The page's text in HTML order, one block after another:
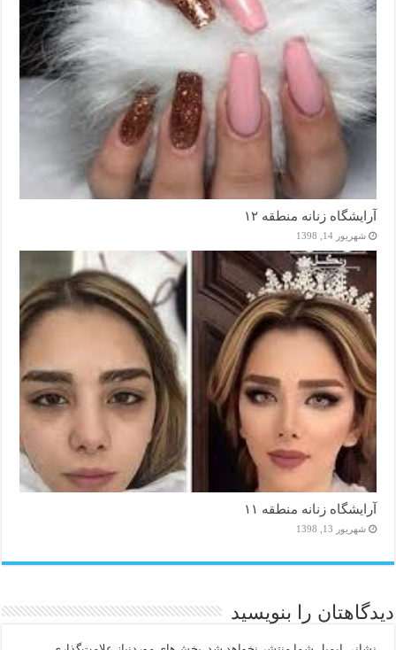
آرایشگاه زنانه منطقه ۱۲
شهریور 14, 1398
آرایشگاه زنانه منطقه ۱۱
شهریور 13, 1398
دیدگاهتان را بنویسید